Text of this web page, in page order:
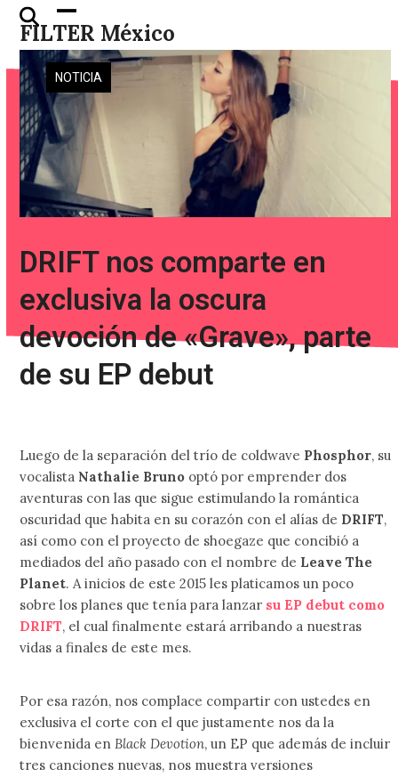
Skip
content
FILTER México
Open
mobile
menu
Close
mobile
menu
NOTICIA
DRIFT nos comparte en
exclusiva la oscura
devoción de «Grave», parte
de su EP debut
Luego de la separación del trío de coldwave Phosphor, su
vocalista Nathalie Bruno optó por emprender dos
aventuras con las que sigue estimulando la romántica
oscuridad que habita en su corazón con el alías de DRIFT,
así como con el proyecto de shoegaze que concibió a
mediados del año pasado con el nombre de Leave The
Planet. A inicios de este 2015 les platicamos un poco
sobre los planes que tenía para lanzar su EP debut como
DRIFT, el cual finalmente estará arribando a nuestras
vidas a finales de este mes.
Por esa razón, nos complace compartir con ustedes en
exclusiva el corte con el que justamente nos da la
bienvenida en Black Devotion, un EP que además de incluir
tres canciones nuevas, nos muestra versiones